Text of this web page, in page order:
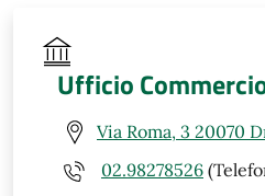
Ufficio
Via Roma, 3 20070
02.98278526